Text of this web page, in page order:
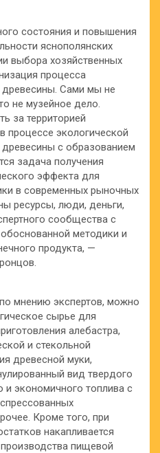
состояния и повышения
яснополянских
выбора хозяйственных
процесса
древесины. Сами мы не
не музейное дело.
за территорией
процессе экологической
с образованием
задача получения
эффекта для
в современных рыночных
ресурсы, люди, деньги,
сообщества с
методики и
продукта, —
мнению экспертов, можно
сырье для
алебастра,
и стекольной
древесной муки,
вид твердого
и экономичного топлива с
Кроме того, при
накапливается
пищевой